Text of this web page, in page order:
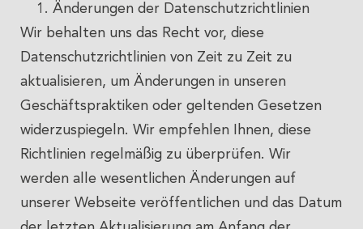
Änderungen der Datenschutzrichtlinien
Wir behalten uns das Recht vor, diese
Datenschutzrichtlinien von Zeit zu Zeit zu
aktualisieren, um Änderungen in unseren
Geschäftspraktiken oder geltenden Gesetzen
widerzuspiegeln. Wir empfehlen Ihnen, diese
Richtlinien regelmäßig zu überprüfen. Wir
werden alle wesentlichen Änderungen auf
unserer Webseite veröffentlichen und das Datum
Neon Conzettsteht seit vielen Jahren für Qualität in der
Leuchtreklame. Mit der Übernahme durchMichelle Klöckl
wird diese Tradition fortgeführt – verbunden mit
moderner Technik, kreativen Ansätzen und einer
persönlichen Begleitung vom ersten Entwurf bis zur
fertigen Montage.